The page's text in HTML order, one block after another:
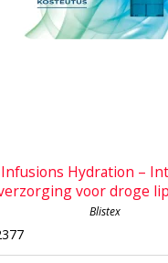
Hydration –
voor droge
Blistex